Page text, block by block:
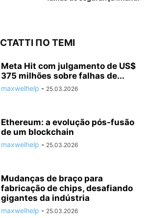
СТАТТІ ПО ТЕМІ
Meta Hit com julgamento de US$
375 milhões sobre falhas de...
maxwelhelp - 25.03.2026
Ethereum: a evolução pós-fusão
de um blockchain
maxwelhelp - 25.03.2026
Mudanças de braço para
fabricação de chips, desafiando
gigantes da indústria
maxwelhelp - 25.03.2026